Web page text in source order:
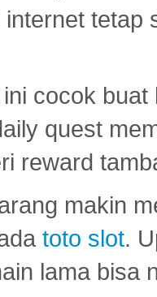
tetap
cocok
quest
reward
makin
toto slot.
lama bisa